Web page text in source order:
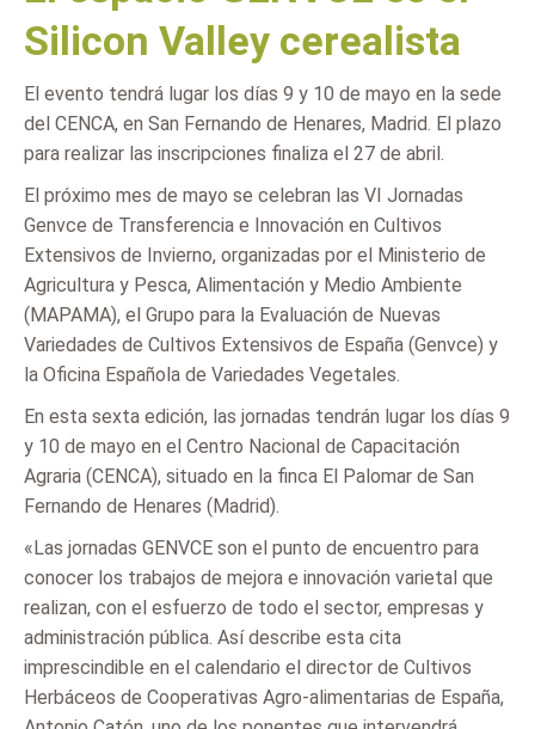
Silicon Valley cerealista
El evento tendrá lugar los días 9 y 10 de mayo en la sede
del CENCA, en San Fernando de Henares, Madrid. El plazo
para realizar las inscripciones finaliza el 27 de abril.
El próximo mes de mayo se celebran las VI Jornadas
Genvce de Transferencia e Innovación en Cultivos
Extensivos de Invierno, organizadas por el Ministerio de
Agricultura y Pesca, Alimentación y Medio Ambiente
(MAPAMA), el Grupo para la Evaluación de Nuevas
Variedades de Cultivos Extensivos de España (Genvce) y
la Oficina Española de Variedades Vegetales.
En esta sexta edición, las jornadas tendrán lugar los días 9
y 10 de mayo en el Centro Nacional de Capacitación
Agraria (CENCA), situado en la finca El Palomar de San
Fernando de Henares (Madrid).
«Las jornadas GENVCE son el punto de encuentro para
conocer los trabajos de mejora e innovación varietal que
realizan, con el esfuerzo de todo el sector, empresas y
administración pública. Así describe esta cita
imprescindible en el calendario el director de Cultivos
Herbáceos de Cooperativas Agro-alimentarias de España,